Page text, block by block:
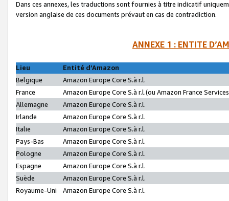
Dans ces annexes, les traductions sont fournies à titre indicatif
version anglaise de ces documents prévaut en cas de contradiction.
ANNEXE 1 : ENTITE
Lieu
Entité d’Amazon
Belgique
Amazon Europe Core S.à r.l.
France
Amazon Europe Core S.à r.l.(ou Amazon France
Allemagne
Amazon Europe Core S.à r.l.
Irlande
Amazon Europe Core S.à r.l.
Italie
Amazon Europe Core S.à r.l.
Pays-Bas
Amazon Europe Core S.à r.l.
Pologne
Amazon Europe Core S.à r.l.
Espagne
Amazon Europe Core S.à r.l.
Suède
Amazon Europe Core S.à r.l.
Royaume-Uni
Amazon Europe Core S.à r.l.